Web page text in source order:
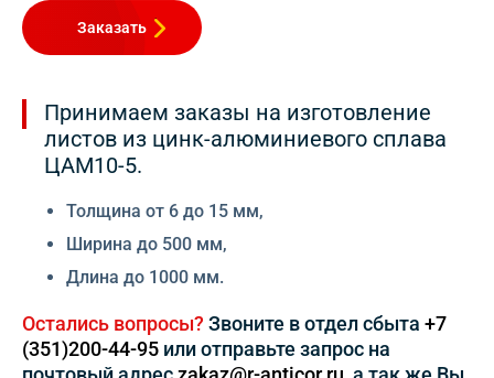
Заказать
Принимаем заказы на изготовление
листов из цинк-алюминиевого сплава
ЦАМ10-5.
Толщина от 6 до 15 мм,
Ширина до 500 мм,
Длина до 1000 мм.
Остались вопросы? Звоните в отдел сбыта +7
(351)200-44-95 или отправьте запрос на